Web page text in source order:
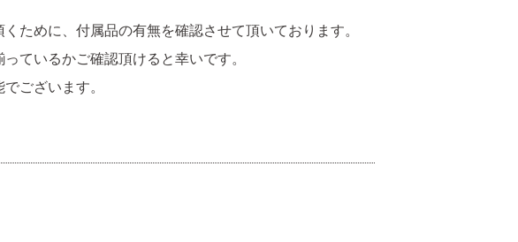
ために、付属品の有無を確認させて頂いております。
ているかご確認頂けると幸いです。
ございます。